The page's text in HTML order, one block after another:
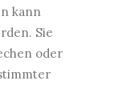
kann
Sie
oder